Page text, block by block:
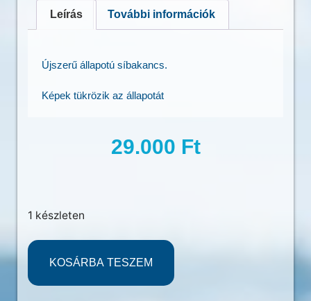
Leírás További információk
Újszerű állapotú síbakancs.
Képek tükrözik az állapotát
29.000 Ft
1 készleten
KOSÁRBA TESZEM